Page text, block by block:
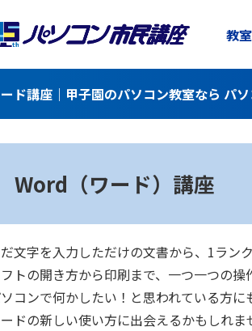
教
ド講座｜甲子園のパソコン教室なら パ
Word（ワード）講座
文字を入力しただけの文書から、1ラン
トの開き方から印刷まで、一つ一つの
コンで何かしたい！と思われている方に
ドの新しい使い方に出会えるかもしれま